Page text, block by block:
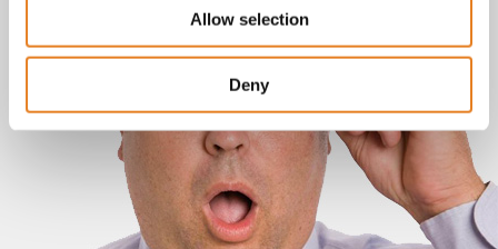
Allow selection
Deny